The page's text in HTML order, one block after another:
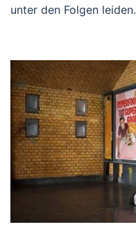
unter den Folgen leiden.